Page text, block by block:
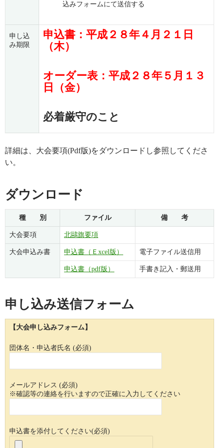
込みフォームにて送信する
申し込
み期限
申込書：平成２８年４月２１日
（木）
オーダー表：平成２８年５月１３
日（金）
必着厳守のこと
詳細は、大会要項(Pdf版)をダウンロードし参照してくださ
い。
ダウンロード
種 別 ファイル 備 考
大会要項 北鷗旗要項
大会申込み書 申込書（Ｅxcel版） 電子ファイル送信用
申込書（pdf版） 手書き記入・郵送用
申し込み送信フォーム
【大会申し込みフォーム】
団体名・申込者氏名 (必須)
メールアドレス (必須)
※確認等の連絡を行いますので正確に入力してください
申込書を添付してください(必須)